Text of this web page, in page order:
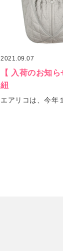
2021.09.07
【 入荷のお知
紐
エアリコは、今年